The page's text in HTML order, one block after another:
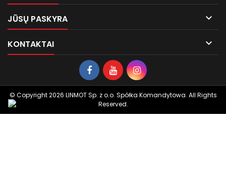
JŪSŲ PASKYRA 
KONTAKTAI 
© Copyright 2026 LINMOT Sp. z o.o. Spółka Komandytowa. All Rights
Reserved.